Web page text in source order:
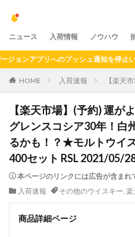
ニュース 入荷情報 ノウハウ
アプリへのプッシュ通知を停止いたし
HOME 入荷速報 【楽天
【楽天市場】(予約) 運が
グレンスコシア30年！白
るかも！？★モルトウイ
400セット RSL 2021/05/
本ページのリンクには広告が含まれ
入荷速報
その他のウイスキー, 楽
商品詳細ページ